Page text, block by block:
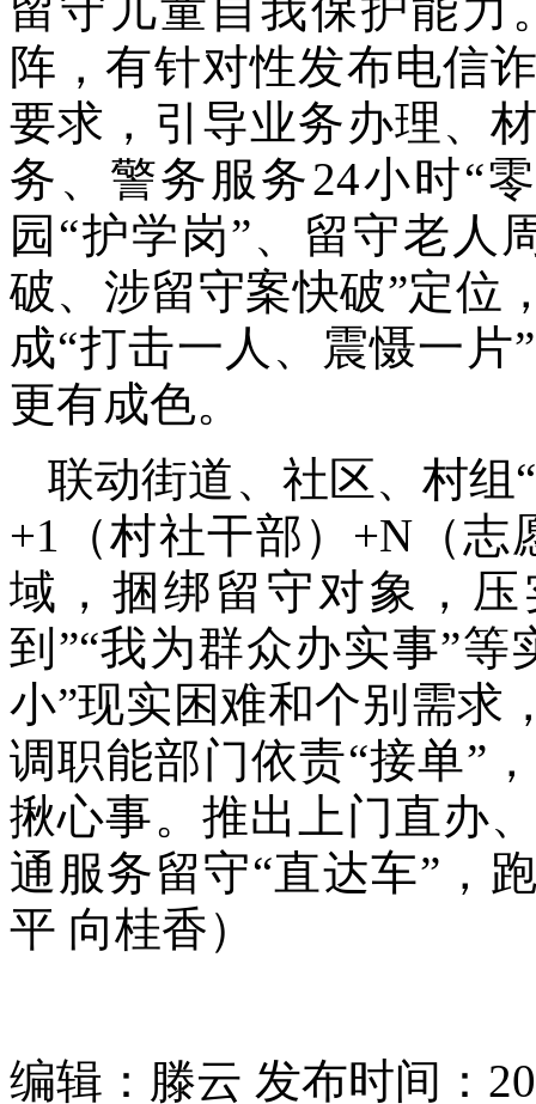
留守儿童自我保护能力
阵，有针对性发布电信
要求，引导业务办理、
务、警务服务24小时“
园“护学岗”、留守老人
破、涉留守案快破”定位
成“打击一人、震慑一
更有成色。
联动街道、社区、村组
+1（村社干部）+N（志
域，捆绑留守对象，
到”“我为群众办实事”
小”现实困难和个别需求
调职能部门依责“接单”
揪心事。推出上门直办
通服务留守“直达车”，
平 向桂香）
编辑：滕云 发布时间：